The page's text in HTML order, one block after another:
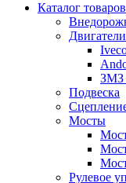
Каталог товаров
Двигатели
Подвеска
Мосты
Рулевое